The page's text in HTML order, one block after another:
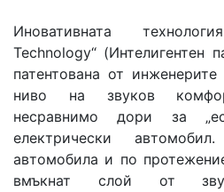
Иновативната
Technology“ (Интелигентен
патентована от
ниво на звуков
несравнимо дори за
електрически
автомобила и по
вмъкнат слой от